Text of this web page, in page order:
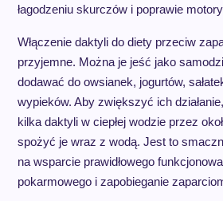
łagodzeniu skurczów i poprawie
Włączenie daktyli do diety przeciw
przyjemne. Można je jeść jako
dodawać do owsianek, jogurtów,
wypieków. Aby zwiększyć ich
kilka daktyli w ciepłej wodzie przez
spożyć je wraz z wodą. Jest to
na wsparcie prawidłowego
pokarmowego i zapobieganie